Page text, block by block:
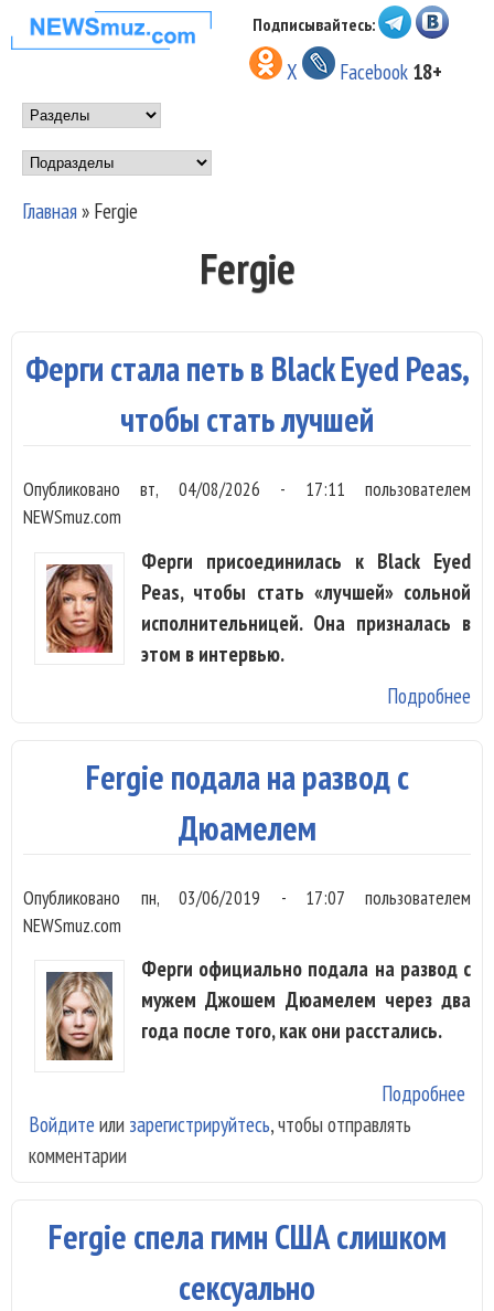
Перейти к основному
содержанию
НОВОСТИ
МУЗЫКИ И
ШОУ БИЗНЕСА
NEWSMUZ.COM
Подписывайтесь:
X Facebook 18+
Main menu
Подразделы
Вы здесь
Главная» Fergie
Fergie
Ферги стала петь в Black Eyed Peas,
чтобы стать лучшей
Опубликовановт, 04/08/2026 - 17:11 пользователем
NEWSmuz.com
Ферги присоединилась к Black Eyed
Peas, чтобы стать «лучшей» сольной
исполнительницей. Она призналась в
этом в интервью.
Подробнее
Fergie подала на развод с
Дюамелем
Опубликовано пн, 03/06/2019 - 17:07 пользователем
NEWSmuz.com
Ферги официально подала на развод с
мужем Джошем Дюамелем через два
года после того, как они расстались.
Подробнее
Войдите или зарегистрируйтесь, чтобы отправлять
комментарии
Fergie спела гимн США слишком
сексуально